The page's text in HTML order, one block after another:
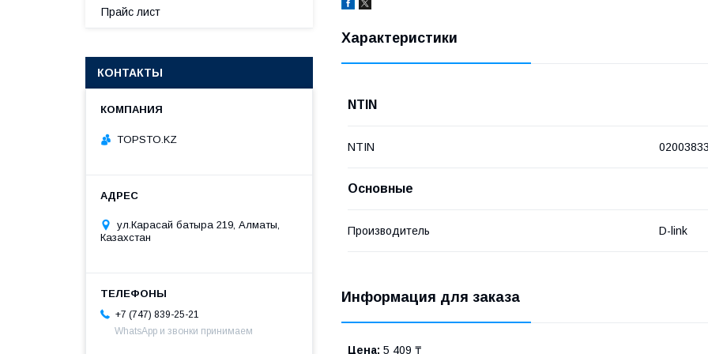
Характеристики
NTIN
NTIN
Основные
Производитель D-link
Информация для заказа
Цена: 5 409 ₸
Прайс лист
КОНТАКТЫ
TOPSTO.KZ
ул.Карасай батыра 219, Алматы,
Казахстан
+7 (747) 839-25-21
WhatsApp и звонки принимаем